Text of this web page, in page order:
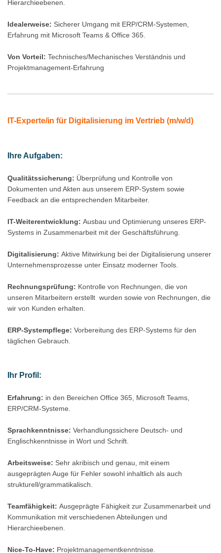
Hierarchieebenen.
Idealerweise: Sicherer Umgang mit ERP/CRM-Systemen,
Erfahrung mit Microsoft Teams & Office 365.
Von Vorteil: Technisches/Mechanisches Verständnis und
Projektmanagement-Erfahrung
IT-Experte/in für Digitalisierung im Vertrieb (m/w/d)
Ihre Aufgaben:
Qualitätssicherung: Überprüfung und Kontrolle von
Dokumenten und Akten aus unserem ERP-System sowie
Feedback an die entsprechenden Mitarbeiter.
IT-Weiterentwicklung: Ausbau und Optimierung unseres ERP-
Systems in Zusammenarbeit mit der Geschäftsführung.
Digitalisierung: Aktive Mitwirkung bei der Digitalisierung unserer
Unternehmensprozesse unter Einsatz moderner Tools.
Rechnungsprüfung: Kontrolle von Rechnungen, die von
unseren Mitarbeitern erstellt wurden sowie von Rechnungen, die
wir von Kunden erhalten.
ERP-Systempflege: Vorbereitung des ERP-Systems für den
täglichen Gebrauch.
Ihr Profil:
Erfahrung: in den Bereichen Office 365, Microsoft Teams,
ERP/CRM-Systeme.
Sprachkenntnisse: Verhandlungssichere Deutsch- und
Englischkenntnisse in Wort und Schrift.
Arbeitsweise: Sehr akribisch und genau, mit einem
ausgeprägten Auge für Fehler sowohl inhaltlich als auch
strukturell/grammatikalisch.
Teamfähigkeit: Ausgeprägte Fähigkeit zur Zusammenarbeit und
Kommunikation mit verschiedenen Abteilungen und
Hierarchieebenen.
Nice-To-Have: Projektmanagementkenntnisse.